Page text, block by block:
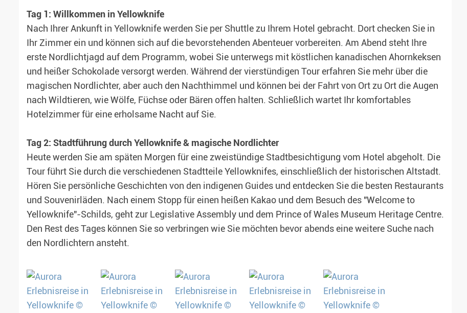
Tag 1: Willkommen in Yellowknife
Nach Ihrer Ankunft in Yellowknife werden Sie per Shuttle zu Ihrem Hotel gebracht. Dort checken Sie in
Ihr Zimmer ein und können sich auf die bevorstehenden Abenteuer vorbereiten. Am Abend steht Ihre
erste Nordlichtjagd auf dem Programm, wobei Sie unterwegs mit köstlichen kanadischen Ahornkeksen
und heißer Schokolade versorgt werden. Während der vierstündigen Tour erfahren Sie mehr über die
magischen Nordlichter, aber auch den Nachthimmel und können bei der Fahrt von Ort zu Ort die Augen
nach Wildtieren, wie Wölfe, Füchse oder Bären offen halten. Schließlich wartet Ihr komfortables
Hotelzimmer für eine erholsame Nacht auf Sie.
Tag 2: Stadtführung durch Yellowknife & magische Nordlichter
Heute werden Sie am späten Morgen für eine zweistündige Stadtbesichtigung vom Hotel abgeholt. Die
Tour führt Sie durch die verschiedenen Stadtteile Yellowknifes, einschließlich der historischen Altstadt.
Hören Sie persönliche Geschichten von den indigenen Guides und entdecken Sie die besten Restaurants
und Souvenirläden. Nach einem Stopp für einen heißen Kakao und dem Besuch des "Welcome to
Yellowknife"-Schilds, geht zur Legislative Assembly und dem Prince of Wales Museum Heritage Centre.
Den Rest des Tages können Sie so verbringen wie Sie möchten bevor abends eine weitere Suche nach
den Nordlichtern ansteht.